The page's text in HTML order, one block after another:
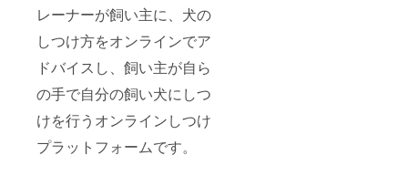
レーナーが飼い主に、犬の
しつけ方をオンラインでア
ドバイスし、飼い主が自ら
の手で自分の飼い犬にしつ
けを行うオンラインしつけ
プラットフォームです。